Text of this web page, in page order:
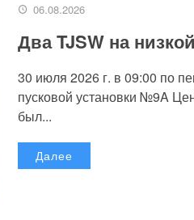
06.08.2026
Два TJSW на
30 июля 2026 г. в 09:00 по
пусковой установки №9A
был...
Далее